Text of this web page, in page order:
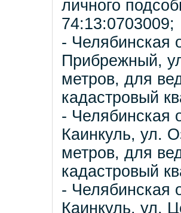
личного
74:13:0703009;
- Челябинская
Прибрежный,
метров, для
кадастровый
- Челябинская
Каинкуль, ул.
метров, для
кадастровый
- Челябинская
Каинкуль, ул.